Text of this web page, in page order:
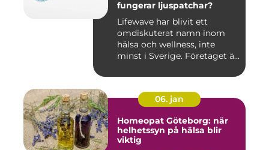
fungerar ljuspatchar?
Lifewave har blivit ett
omdiskuterat namn inom
hälsa och wellness, inte
minst i Sverige. Företaget ä...
06. jan
Homeopat Göteborg: när
helhetssyn på hälsa blir
viktig